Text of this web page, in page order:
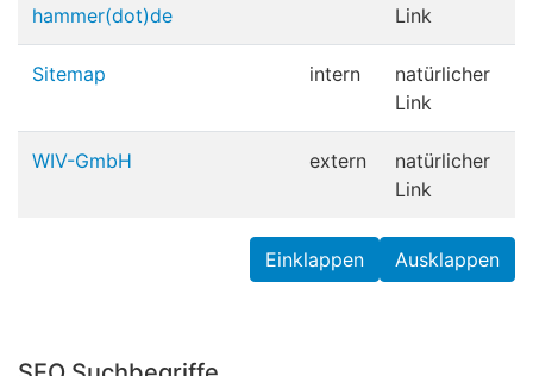
hammer(dot)de
Link
Sitemap intern
natürlicher
Link
WIV-GmbH extern
natürlicher
Link
Ausklappen
Einklappen